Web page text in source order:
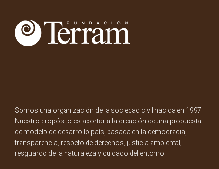
Somos una organización de la sociedad civil nacida en 1997.
Nuestro propósito es aportar a la creación de una propuesta
de modelo de desarrollo país, basada en la democracia,
transparencia, respeto de derechos, justicia ambiental,
resguardo de la naturaleza y cuidado del entorno.